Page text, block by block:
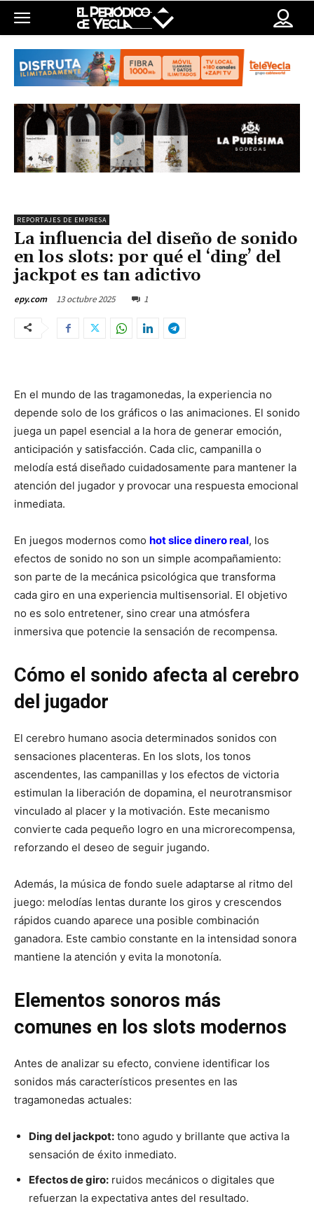
REPORTAJES DE EMPRESA
La influencia del diseño de sonido
en los slots: por qué el ‘ding’ del
jackpot es tan adictivo
epy.com 13 octubre 2025 1
En el mundo de las tragamonedas, la experiencia no
depende solo de los gráficos o las animaciones. El sonido
juega un papel esencial a la hora de generar emoción,
anticipación y satisfacción. Cada clic, campanilla o
melodía está diseñado cuidadosamente para mantener la
atención del jugador y provocar una respuesta emocional
inmediata.
En juegos modernos como hot slice dinero real, los
efectos de sonido no son un simple acompañamiento:
son parte de la mecánica psicológica que transforma
cada giro en una experiencia multisensorial. El objetivo
no es solo entretener, sino crear una atmósfera
inmersiva que potencie la sensación de recompensa.
Cómo el sonido afecta al cerebro
del jugador
El cerebro humano asocia determinados sonidos con
sensaciones placenteras. En los slots, los tonos
ascendentes, las campanillas y los efectos de victoria
estimulan la liberación de dopamina, el neurotransmisor
vinculado al placer y la motivación. Este mecanismo
convierte cada pequeño logro en una microrecompensa,
reforzando el deseo de seguir jugando.
Además, la música de fondo suele adaptarse al ritmo del
juego: melodías lentas durante los giros y crescendos
rápidos cuando aparece una posible combinación
ganadora. Este cambio constante en la intensidad sonora
mantiene la atención y evita la monotonía.
Elementos sonoros más
comunes en los slots modernos
Antes de analizar su efecto, conviene identificar los
sonidos más característicos presentes en las
tragamonedas actuales:
Ding del jackpot: tono agudo y brillante que activa la
sensación de éxito inmediato.
Efectos de giro: ruidos mecánicos o digitales que
refuerzan la expectativa antes del resultado.